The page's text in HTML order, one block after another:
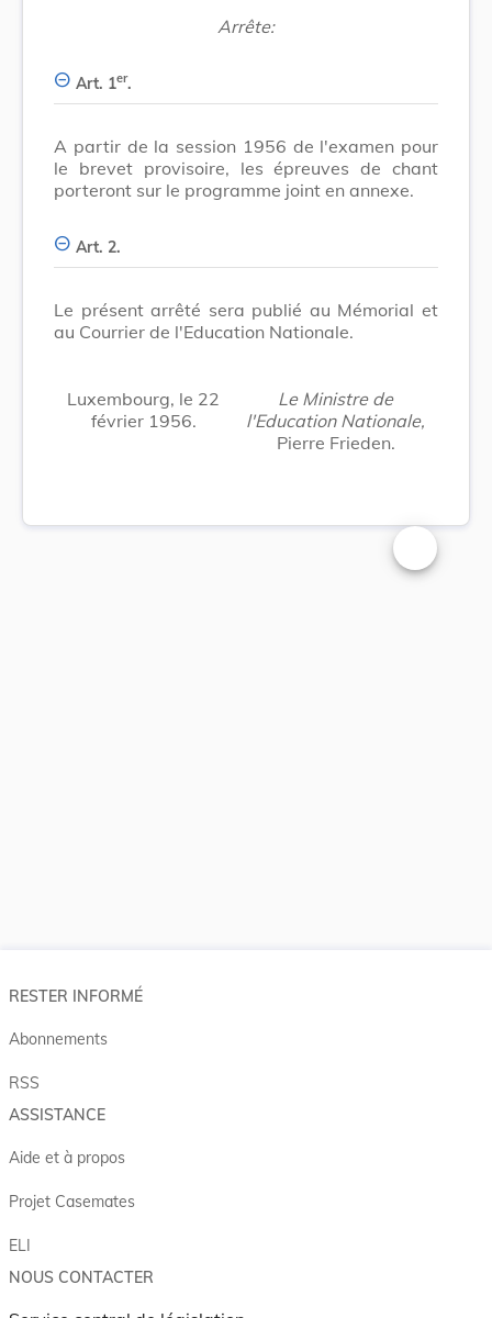
Arrête:
Art. 1er.
A partir de la session 1956 de l'examen pour
le brevet provisoire, les épreuves de chant
porteront sur le programme joint en annexe.
Art. 2.
Le présent arrêté sera publié au Mémorial et
au Courrier de l'Education Nationale.
Luxembourg, le 22
février 1956.
Le Ministre de
l'Education Nationale,
Pierre Frieden.
Changer la
RESTER INFORMÉ
Abonnements
RSS
ASSISTANCE
Aide et à propos
Projet Casemates
ELI
NOUS CONTACTER